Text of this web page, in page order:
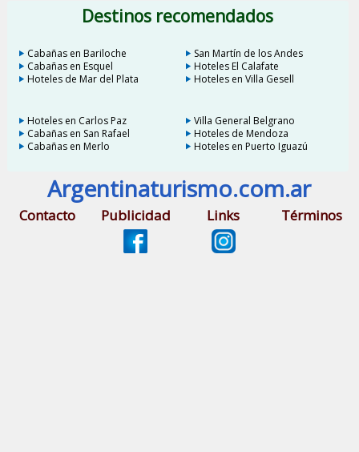
Destinos recomendados
Cabañas en Bariloche
San Martín de los Andes
Cabañas en Esquel
Hoteles El Calafate
Hoteles de Mar del Plata
Hoteles en Villa Gesell
Hoteles en Carlos Paz
Villa General Belgrano
Cabañas en San Rafael
Hoteles de Mendoza
Cabañas en Merlo
Hoteles en Puerto Iguazú
Argentinaturismo.com.ar
Contacto Publicidad Links Términos